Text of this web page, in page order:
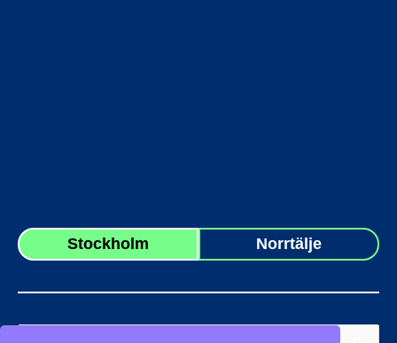
Stockholm Norrtälje